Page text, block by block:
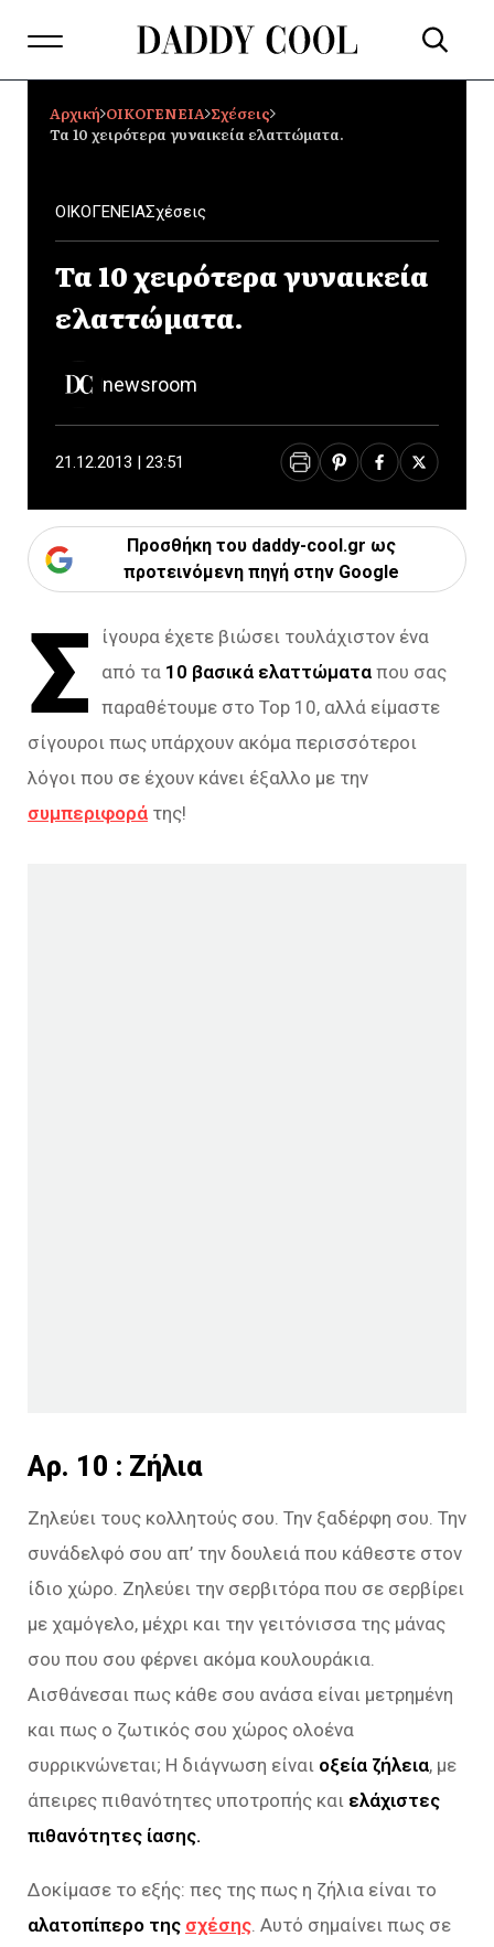
Αρχική ΟΙΚΟΓΕΝΕΙΑ Σχέσεις
Τα 10 χειρότερα γυναικεία ελαττώματα.
ΟΙΚΟΓΕΝΕΙΑΣχέσεις
Τα 10 χειρότερα γυναικεία
ελαττώματα.
newsroom
21.12.2013 | 23:51
Προσθήκη του daddy-cool.gr ως
προτεινόμενη πηγή στην Google
Σ
ίγουρα έχετε βιώσει τουλάχιστον ένα
από τα 10 βασικά ελαττώματα που σας
παραθέτουμε στο Top 10, αλλά είμαστε
σίγουροι πως υπάρχουν ακόμα περισσότεροι
λόγοι που σε έχουν κάνει έξαλλο με την
συμπεριφορά της!
Aρ. 10 : Ζήλια
Ζηλεύει τους κολλητούς σου. Την ξαδέρφη σου. Την
συνάδελφό σου απ’ την δουλειά που κάθεστε στον
ίδιο χώρο. Ζηλεύει την σερβιτόρα που σε σερβίρει
με χαμόγελο, μέχρι και την γειτόνισσα της μάνας
σου που σου φέρνει ακόμα κουλουράκια.
Αισθάνεσαι πως κάθε σου ανάσα είναι μετρημένη
και πως ο ζωτικός σου χώρος ολοένα
συρρικνώνεται; Η διάγνωση είναι οξεία ζήλεια, με
άπειρες πιθανότητες υποτροπής και ελάχιστες
πιθανότητες ίασης.
Δοκίμασε το εξής: πες της πως η ζήλια είναι το
αλατοπίπερο της σχέσης . Αυτό σημαίνει πως σε